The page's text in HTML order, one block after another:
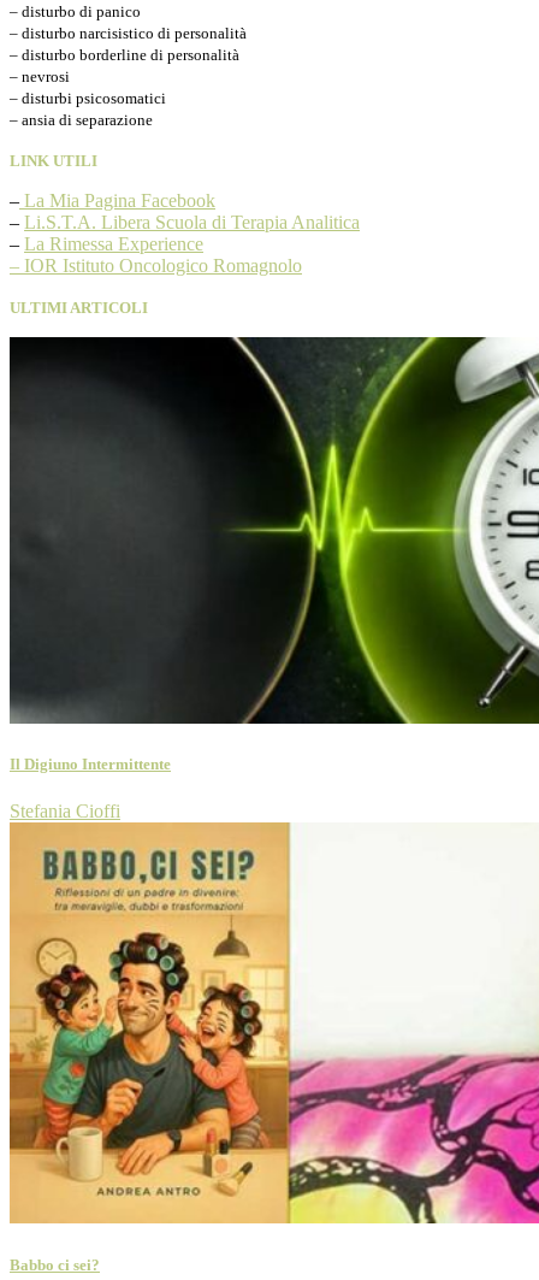
– disturbo di panico
– disturbo narcisistico di personalità
– disturbo borderline di personalità
– nevrosi
– disturbi psicosomatici
– ansia di separazione
LINK UTILI
– La Mia Pagina Facebook
– Li.S.T.A. Libera Scuola di Terapia Analitica
– La Rimessa Experience
– IOR Istituto Oncologico Romagnolo
ULTIMI ARTICOLI
Il Digiuno Intermittente
Stefania Cioffi
Babbo ci sei?